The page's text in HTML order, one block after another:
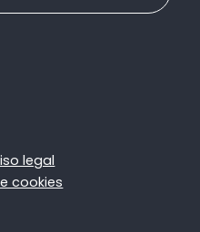
legal
cookies